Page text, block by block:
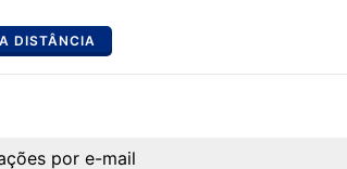
DISTÂNCIA
por e-mail